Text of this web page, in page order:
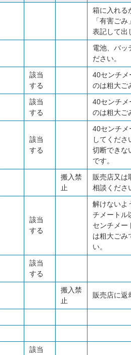
箱に入れる
「有害ご
表記して出
電池、バッ
ださい。
該当
する
40センチメ
のは粗大ご
該当
する
40センチメ
のは粗大ご
該当
する
40センチメ
してくださ
切断できな
です。
搬入禁
止
販売店又は
相談くださ
該当
する
解けないよ
チメートル
センチメー
は粗大ごみ
い。
該当
する
搬入禁
止
販売店に返
該当